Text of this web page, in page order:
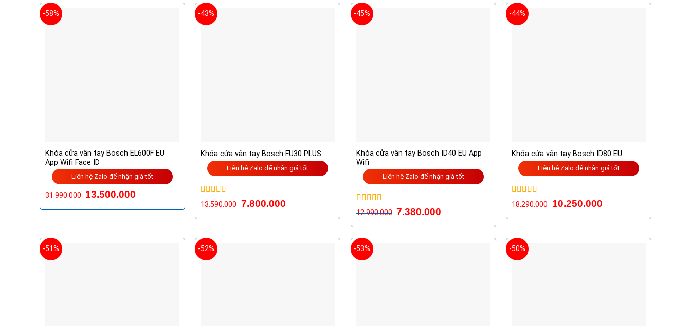
-58%
Khóa cửa vân tay Bosch EL600F EU
App Wifi Face ID
Liên hệ Zalo để nhận giá tốt
31.990.000 13.500.000
-43%
Khóa cửa vân tay Bosch FU30 PLUS
Liên hệ Zalo để nhận giá tốt
Được xếp
hạng 5.00 5
sao
13.590.000 7.800.000
-45%
Khóa cửa vân tay Bosch ID40 EU App
Wifi
Liên hệ Zalo để nhận giá tốt
Được xếp
hạng 5.00 5
sao
12.990.000 7.380.000
-44%
Khóa cửa vân tay Bosch ID80 EU
Liên hệ Zalo để nhận giá tốt
Được xếp
hạng 5.00 5
sao
18.290.000 10.250.000
-51% -52% -53% -50%